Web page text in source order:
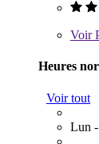
Voir
Heures
Voir tout
Lun